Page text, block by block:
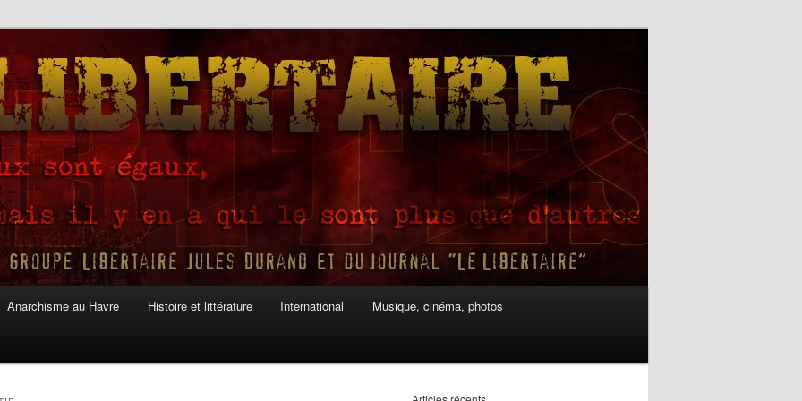
Anarchisme au Havre Histoire et littérature International Musique, cinéma, photos